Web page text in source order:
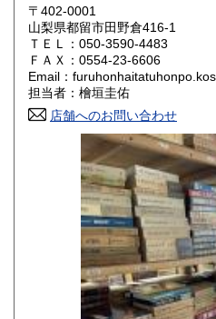
岡山県
山口県 800円
香川県 800円
高知県 800円
800円
800円
800円
1,500円
〒402-0001
山梨県都留市田野倉416-1
ＴＥＬ：050-3590-4483
ＦＡＸ：0554-23-6606
Email：
担当者：檜垣圭佑
店舗へのお問い合わせ